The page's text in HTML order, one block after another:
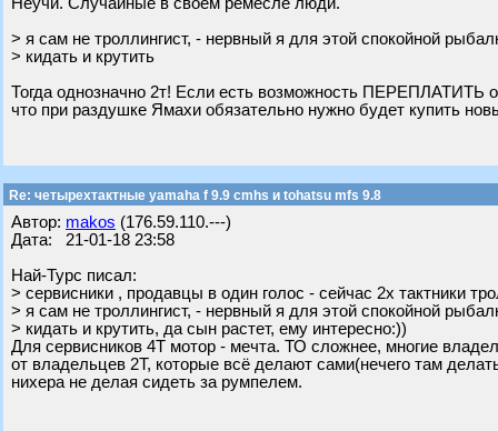
> я сам не троллингист, - нервный я для этой спокойной
> кидать и крутить
Тогда однозначно 2т! Если есть возможность ПЕРЕПЛАТИТЬ
что при раздушке Ямахи обязательно нужно будет купить
Re: четырехтактные yamaha f 9.9 cmhs и tohatsu mfs 9.8
Автор: makos (176.59.110.---)
Дата: 21-01-18 23:58
Най-Турс писал:
> сервисники , продавцы в один голос - сейчас 2х тактники
> я сам не троллингист, - нервный я для этой спокойной
> кидать и крутить, да сын растет, ему интересно:))
Для сервисников 4Т мотор - мечта. ТО сложнее, многие
от владельцев 2Т, которые всё делают сами(нечего там
нихера не делая сидеть за румпелем.